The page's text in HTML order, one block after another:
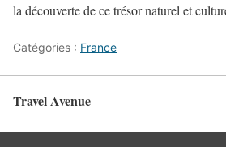
la découverte de ce trésor naturel et
Catégories : France
Travel Avenue